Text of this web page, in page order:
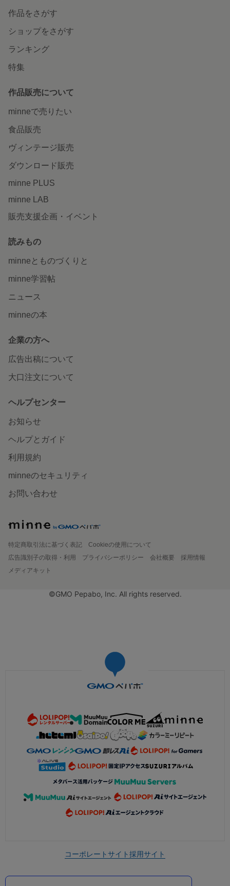
作品をさがす
ショップをさがす
ランキング
特集
作品販売について
minneで売りたい
食品販売
ヴィンテージ販売
ダウンロード販売
minne PLUS
minne LAB
販売支援企画・イベント
読みもの
minneとものづくりと
minne学習帖
ニュース
minneの本
企業の方へ
広告出稿について
大口注文について
ヘルプセンター
お知らせ
ヘルプとガイド
利用規約
minneのセキュリティ
お問い合わせ
特定商取引法に基づく表記
Cookieの使用について
広告識別子の取得・利用
プライバシーポリシー 会社概要
採用情報
メディアキット
©GMO Pepabo, Inc. All rights reserved.
コーポレートサイト採用サイト